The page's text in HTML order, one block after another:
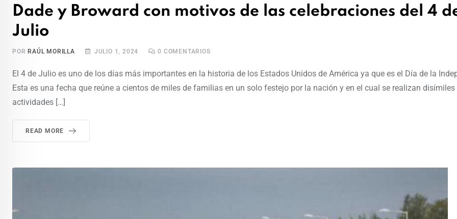
Dade y Broward con motivos de las celebraciones del 4
Julio
POR RAÚL MORILLA JULIO 1, 2024 0 COMENTARIOS
El 4 de Julio es uno de los días más importantes en la historia de los Estados Unidos de América ya que es el Día de la
Esta es una fecha que reúne a cientos de miles de familias en un solo festejo por la nación y en el cual se realizan disímiles
actividades […]
READ MORE